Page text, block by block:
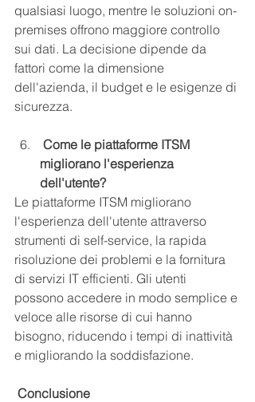
qualsiasi luogo, mentre le soluzioni on-
premises offrono maggiore controllo
sui dati. La decisione dipende da
fattori come la dimensione
dell'azienda, il budget e le esigenze di
sicurezza.
Come le piattaforme ITSM
migliorano l'esperienza
dell'utente?
Le piattaforme ITSM migliorano
l'esperienza dell'utente attraverso
strumenti di self-service, la rapida
risoluzione dei problemi e la fornitura
di servizi IT efficienti. Gli utenti
possono accedere in modo semplice e
veloce alle risorse di cui hanno
bisogno, riducendo i tempi di inattività
e migliorando la soddisfazione.
Conclusione